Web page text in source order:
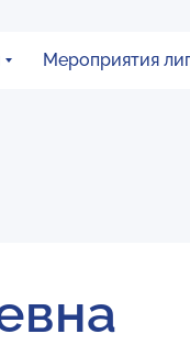
Мероприятия